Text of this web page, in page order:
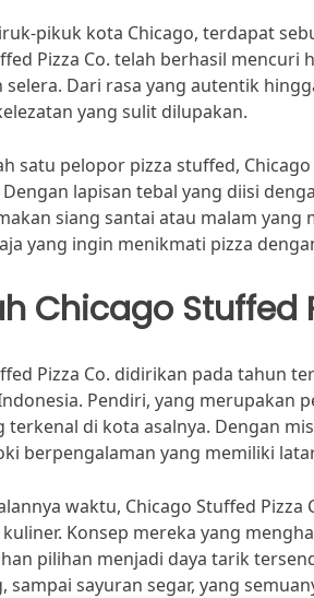
pikuk kota Chicago, terdapat
Pizza Co. telah berhasil
selera. Dari rasa yang autentik
yang sulit dilupakan.
satu pelopor pizza stuffed,
lapisan tebal yang diisi
siang santai atau malam
yang ingin menikmati pizza
Chicago Stuffed
Pizza Co. didirikan pada tahun
Pendiri, yang merupakan
terkenal di kota asalnya. Dengan
berpengalaman yang memiliki
waktu, Chicago Stuffed
Konsep mereka yang
pilihan menjadi daya tarik
sampai sayuran segar, yang